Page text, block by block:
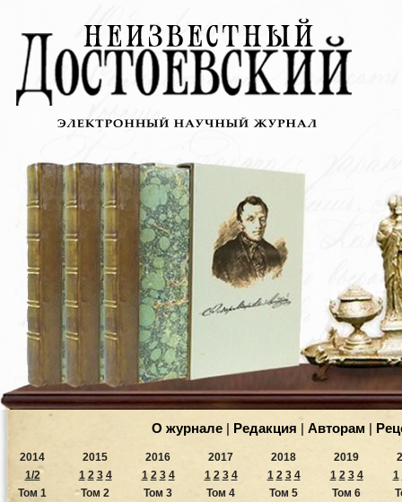
О журнале | Редакция | Авторам |
2014
1/2
Том 1
2015
1 2 3 4
Том 2
2016
1 2 3 4
Том 3
2017
1 2 3 4
Том 4
2018
1 2 3 4
Том 5
2019
1 2 3 4
Том 6
1